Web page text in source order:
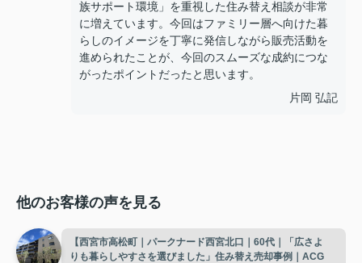
族サポート環境」を重視した住み替え相談が非常
に増えています。今回はファミリー層へ向けた暮
らしのイメージを丁寧に発信しながら販売活動を
進められたことが、今回のスムーズな成約につな
がったポイントだったと思います。
片岡 弘記
他のお客様の声を見る
【西宮市高松町｜パークナード西宮北口｜60代｜「広さよ
りも暮らしやすさを選びました」住み替え売却事例｜ACG